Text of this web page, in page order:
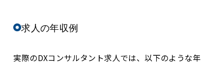
求人の年収例
実際のDXコンサルタント求人では、以下のような年